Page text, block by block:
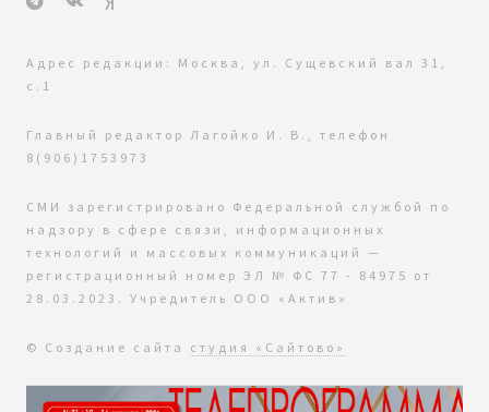
Адрес редакции: Москва, ул. Сущевский вал 31,
с.1
Главный редактор Лагойко И. В., телефон
8(906)1753973
СМИ зарегистрировано Федеральной службой по
надзору в сфере связи, информационных
технологий и массовых коммуникаций —
регистрационный номер ЭЛ № ФС 77 - 84975 от
28.03.2023. Учредитель ООО «Актив»
© Создание сайта студия «Сайтово»